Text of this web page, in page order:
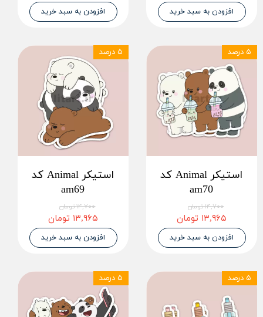
افزودن به سبد خرید افزودن به سبد خرید
استیکر Animal کد
am70
۱۴,۷۰۰ تومان
۱۳,۹۶۵ تومان
افزودن به سبد خرید
۵ درصد
استیکر Animal کد
am69
۱۴,۷۰۰ تومان
۱۳,۹۶۵ تومان
افزودن به سبد خرید
۵ درصد
۵ درصد ۵ درصد